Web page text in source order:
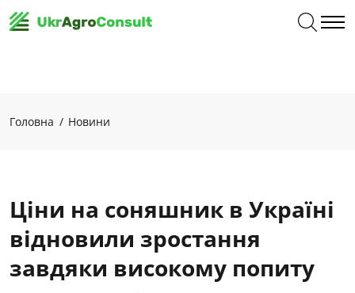
Головна Новини
Ціни на соняшник в Україні
відновили зростання
завдяки високому попиту